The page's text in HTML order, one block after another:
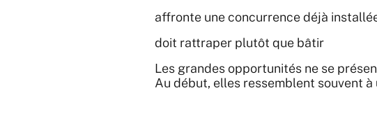
affronte une concurrence déjà
doit rattraper plutôt que bâtir
Les grandes opportunités ne se
Au début, elles ressemblent souvent à